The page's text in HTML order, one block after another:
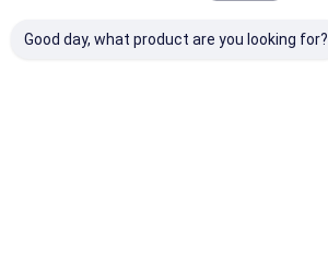
Good day, what product are you looking for?